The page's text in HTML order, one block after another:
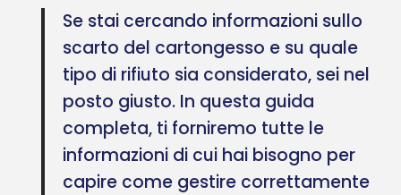
Se stai cercando informazioni sullo
scarto del cartongesso e su quale
tipo di rifiuto sia considerato, sei nel
posto giusto. In questa guida
completa, ti forniremo tutte le
informazioni di cui hai bisogno per
capire come gestire correttamente